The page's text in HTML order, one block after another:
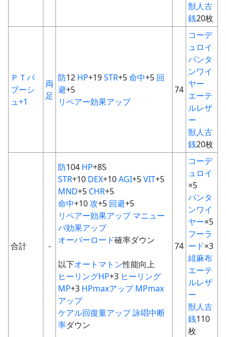
獣人古
銭20枚
ＰＴバ
ブーシ
ュ+1
両
足
防12 HP+19STR+5命中+5 回
避+5
リペアー効果アップ
74
コーデ
ュロイ
パンタ
ンワイ
ヤー
エーテ
ルレザ
ー
獣人古
銭20枚
合計 -
防104 HP+85
STR+10 DEX+10AGI+5VIT+5
MND+5 CHR+5
命中+10攻+5 回避+5
リペアー効果アップ マニュー
バ効果アップ
オーバーロード確率ダウン
以下オートマトン性能向上
ヒーリングHP+3 ヒーリング
MP+3 HPmaxアップ MPmax
アップ
ケアル回復量アップ詠唱中断
率ダウン
74
コーデ
ュロイ
×5
パンタ
ンワイ
ヤー×5
フーラ
ード×3
緋麻布
エーテ
ルレザ
ー
獣人古
銭110
枚